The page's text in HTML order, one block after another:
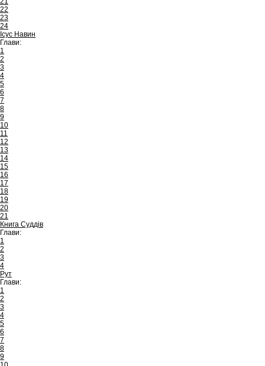
22
23
24
Ісус Навин
Глави:
1
2
3
4
5
6
7
8
9
10
11
12
13
14
15
16
17
18
19
20
21
Книга Суддів
Глави:
1
2
3
4
Рут
Глави:
1
2
3
4
5
6
7
8
9